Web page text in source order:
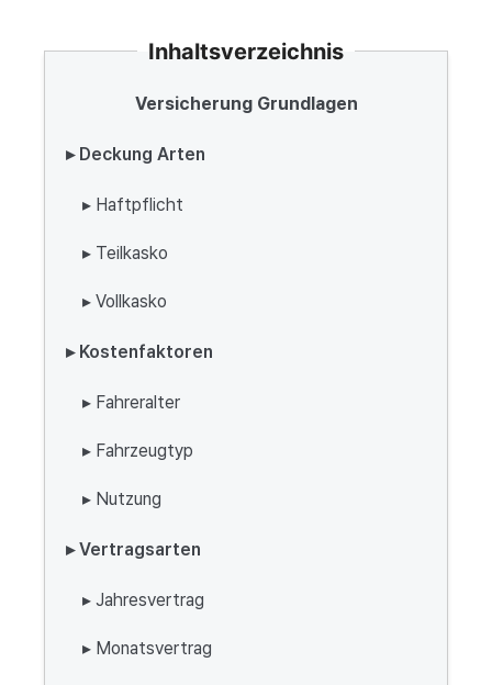
Inhaltsverzeichnis
Versicherung Grundlagen
▸ Deckung Arten
▸ Haftpflicht
▸ Teilkasko
▸ Vollkasko
▸ Kostenfaktoren
▸ Fahreralter
▸ Fahrzeugtyp
▸ Nutzung
▸ Vertragsarten
▸ Jahresvertrag
▸ Monatsvertrag